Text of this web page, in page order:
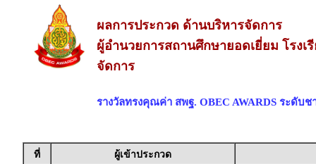
ผลการประกวด ด้านบริหารจัดการ
ผู้อำนวยการสถานศึกษายอดเยี่ยม โรงเ
จัดการ
รางวัลทรงคุณค่า สพฐ. OBEC AWARDS ระดับช
ที่
ผู้เข้าประกวด